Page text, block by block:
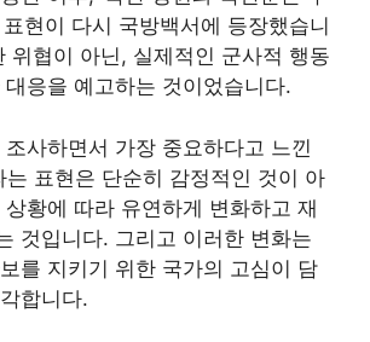
표현이 다시 국방백서에 등장했습니
위협이 아닌, 실제적인 군사적 행동
응을 예고하는 것이었습니다.
사하면서 가장 중요하다고 느낀
는 표현은 단순히 감정적인 것이 아
황에 따라 유연하게 변화하고 재
것입니다. 그리고 이러한 변화는
를 지키기 위한 국가의 고심이 담
합니다.